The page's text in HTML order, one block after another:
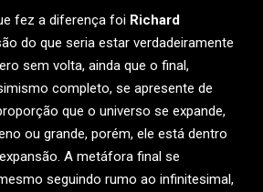
fez a diferença foi Richard
do que seria estar verdadeiramente
sem volta, ainda que o final,
completo, se apresente de
que o universo se expande,
ou grande, porém, ele está dentro
A metáfora final se
seguindo rumo ao infinitesimal,